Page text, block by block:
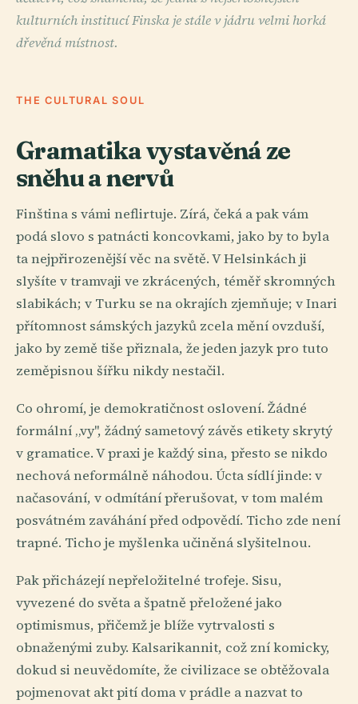
kulturních institucí Finska je stále v jádru velmi horká
dřevěná místnost.
THE CULTURAL SOUL
Gramatika vystavěná ze
sněhu a nervů
Finština s vámi neflirtuje. Zírá, čeká a pak vám
podá slovo s patnácti koncovkami, jako by to byla
ta nejpřirozenější věc na světě. V Helsinkách ji
slyšíte v tramvaji ve zkrácených, téměř skromných
slabikách; v Turku se na okrajích zjemňuje; v Inari
přítomnost sámských jazyků zcela mění ovzduší,
jako by země tiše přiznala, že jeden jazyk pro tuto
zeměpisnou šířku nikdy nestačil.
Co ohromí, je demokratičnost oslovení. Žádné
formální „vy", žádný sametový závěs etikety skrytý
v gramatice. V praxi je každý sina, přesto se nikdo
nechová neformálně náhodou. Úcta sídlí jinde: v
načasování, v odmítání přerušovat, v tom malém
posvátném zaváhání před odpovědí. Ticho zde není
trapné. Ticho je myšlenka učiněná slyšitelnou.
Pak přicházejí nepřeložitelné trofeje. Sisu,
vyvezené do světa a špatně přeložené jako
optimismus, přičemž je blíže vytrvalosti s
obnaženými zuby. Kalsarikannit, což zní komicky,
dokud si neuvědomíte, že civilizace se obtěžovala
pojmenovat akt pití doma v prádle a nazvat to